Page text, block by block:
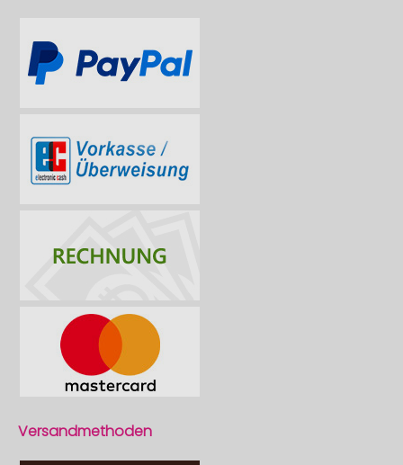
Versandmethoden